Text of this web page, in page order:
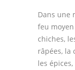
Dans une
feu
chiches,
râpées, la
les